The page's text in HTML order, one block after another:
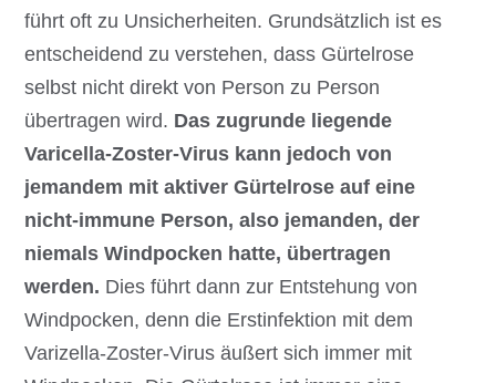
führt oft zu Unsicherheiten. Grundsätzlich ist es
entscheidend zu verstehen, dass Gürtelrose
selbst nicht direkt von Person zu Person
übertragen wird. Das zugrunde liegende
Varicella-Zoster-Virus kann jedoch von
jemandem mit aktiver Gürtelrose auf eine
nicht-immune Person, also jemanden, der
niemals Windpocken hatte, übertragen
werden. Dies führt dann zur Entstehung von
Windpocken, denn die Erstinfektion mit dem
Varizella-Zoster-Virus äußert sich immer mit